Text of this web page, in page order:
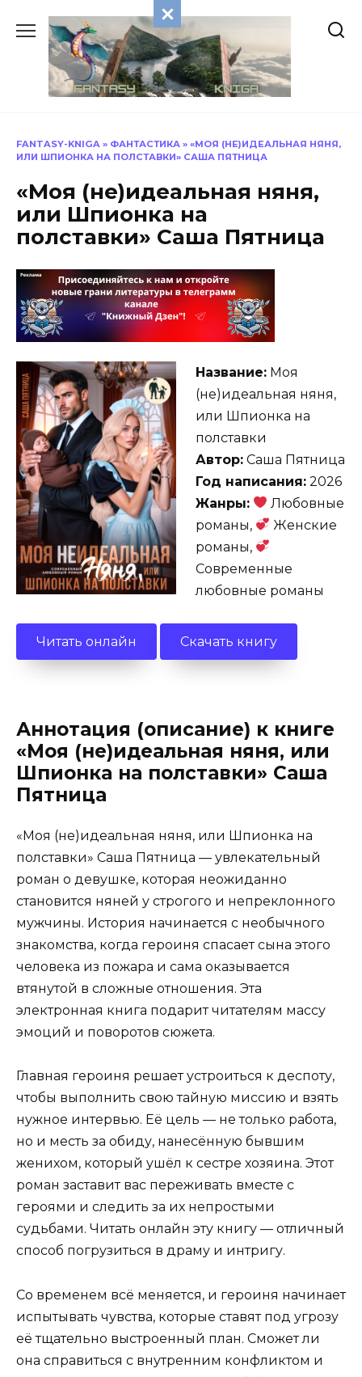
содержанию
FANTASY-KNIGA » ФАНТАСТИКА » «МОЯ (НЕ)ИДЕАЛЬНАЯ НЯНЯ,
ИЛИ ШПИОНКА НА ПОЛСТАВКИ» САША ПЯТНИЦА
«Моя (не)идеальная няня,
или Шпионка на
полставки» Саша Пятница
Название: Моя
(не)идеальная няня,
или Шпионка на
полставки
Автор: Саша Пятница
Год написания: 2026
Жанры:
Любовные
романы,
Женские
романы,
Современные
любовные романы
Читать онлайн Скачать книгу
Аннотация (описание) к книге
«Моя (не)идеальная няня, или
Шпионка на полставки» Саша
Пятница
«Моя (не)идеальная няня, или Шпионка на
полставки» Саша Пятница — увлекательный
роман о девушке, которая неожиданно
становится няней у строгого и непреклонного
мужчины. История начинается с необычного
знакомства, когда героиня спасает сына этого
человека из пожара и сама оказывается
втянутой в сложные отношения. Эта
электронная книга подарит читателям массу
эмоций и поворотов сюжета.
Главная героиня решает устроиться к деспоту,
чтобы выполнить свою тайную миссию и взять
нужное интервью. Её цель — не только работа,
но и месть за обиду, нанесённую бывшим
женихом, который ушёл к сестре хозяина. Этот
роман заставит вас переживать вместе с
героями и следить за их непростыми
судьбами. Читать онлайн эту книгу — отличный
способ погрузиться в драму и интригу.
Со временем всё меняется, и героиня начинает
испытывать чувства, которые ставят под угрозу
её тщательно выстроенный план. Сможет ли
она справиться с внутренним конфликтом и